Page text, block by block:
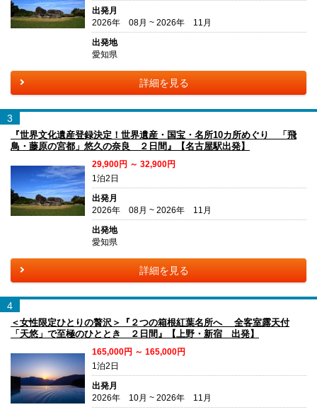
出発月
2026年 08月 ~ 2026年 11月
出発地
愛知県
詳細を見る
3
『世界文化遺産登録決定！世界遺産・国宝・名所10カ所めぐり 「飛
鳥・藤原の宮都」悠久の奈良 ２日間』【名古屋駅出発】
29,900円 ～ 32,900円
1泊2日
出発月
2026年 08月 ~ 2026年 11月
出発地
愛知県
詳細を見る
4
＜女性限定ひとりの贅沢＞『２つの箱根紅葉名所へ 全客室露天付
「天悠」で至極のひととき ２日間』【上野・新宿 出発】
165,000円 ～ 165,000円
1泊2日
出発月
2026年 10月 ~ 2026年 11月